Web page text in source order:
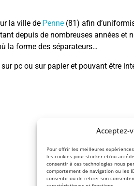
Acceptez-
Pour offrir les meilleures
les cookies pour stocker et/ou
consentir à ces technologies nous
comportement de navigation ou les
consentir ou de retirer son
la ville de Penne(81) afin
depuis de nombreuses années et
la forme des séparateurs…
pc ou sur papier et pouvant être